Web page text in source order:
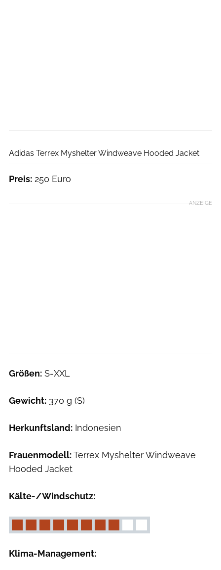
Adidas Terrex Myshelter Windweave Hooded Jacket
Preis: 250 Euro
ANZEIGE
Größen: S-XXL
Gewicht: 370 g (S)
Herkunftsland: Indonesien
Frauenmodell:Terrex Myshelter Windweave
Hooded Jacket
Kälte-/Windschutz:
Klima-Management: